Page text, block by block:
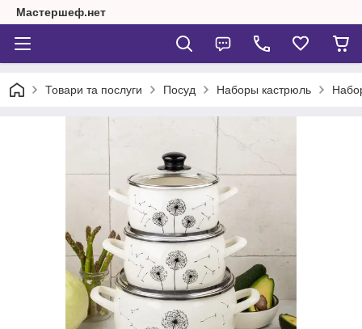
Мастершеф.нет
Товари та послуги Посуд Наборы кастрюль